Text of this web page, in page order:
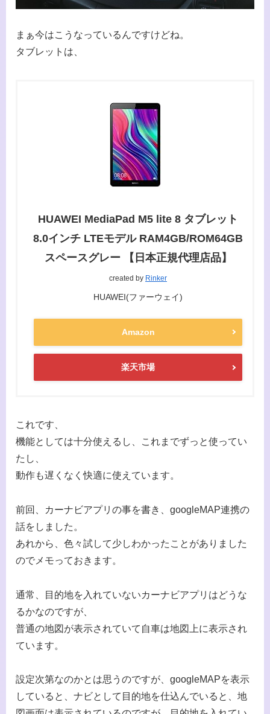
まぁ今はこうなっているんですけどね。
タブレットは、
HUAWEI MediaPad M5 lite 8 タブレット
8.0インチ LTEモデル RAM4GB/ROM64GB
スペースグレー 【日本正規代理店品】
created by Rinker
HUAWEI(ファーウェイ)
Amazon
楽天市場
これです、
機能としては十分使えるし、これまでずっと使ってい
たし、
動作も遅くなく快適に使えています。
前回、カーナビアプリの事を書き、googleMAP連携の
話をしました。
あれから、色々試して少しわかったことがありました
のでメモっておきます。
通常、目的地を入れていないカーナビアプリはどうな
るかなのですが、
普通の地図が表示されていて自車は地図上に表示され
ています。
設定次第なのかとは思うのですが、googleMAPを表示
していると、ナビとして目的地を仕込んでいると、地